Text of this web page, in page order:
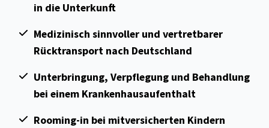
in die Unterkunft
Medizinisch sinnvoller und vertretbarer
Rücktransport nach Deutschland
Unterbringung, Verpflegung und Behandlung
bei einem Krankenhausaufenthalt
Rooming-in bei mitversicherten Kindern